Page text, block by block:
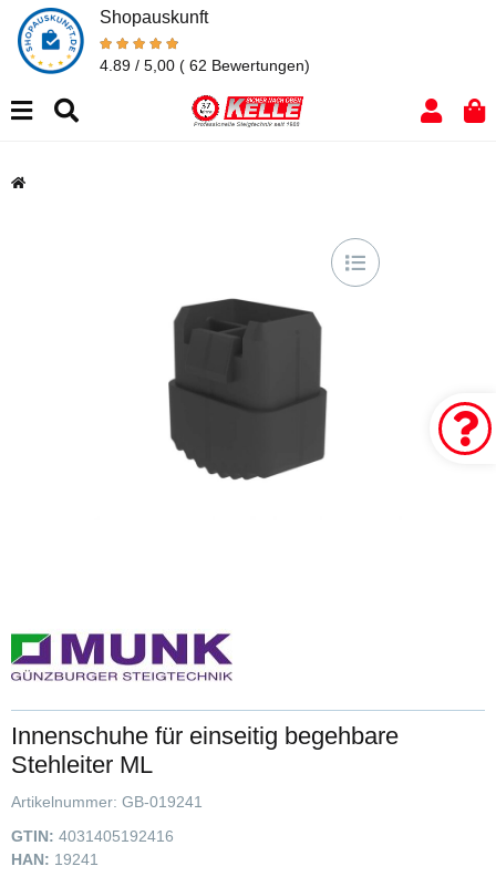
Shopauskunft
4.89 / 5,00 ( 62 Bewertungen)
Innenschuhe für einseitig begehbare
Stehleiter ML
Artikelnummer: GB-019241
GTIN: 4031405192416
HAN: 19241